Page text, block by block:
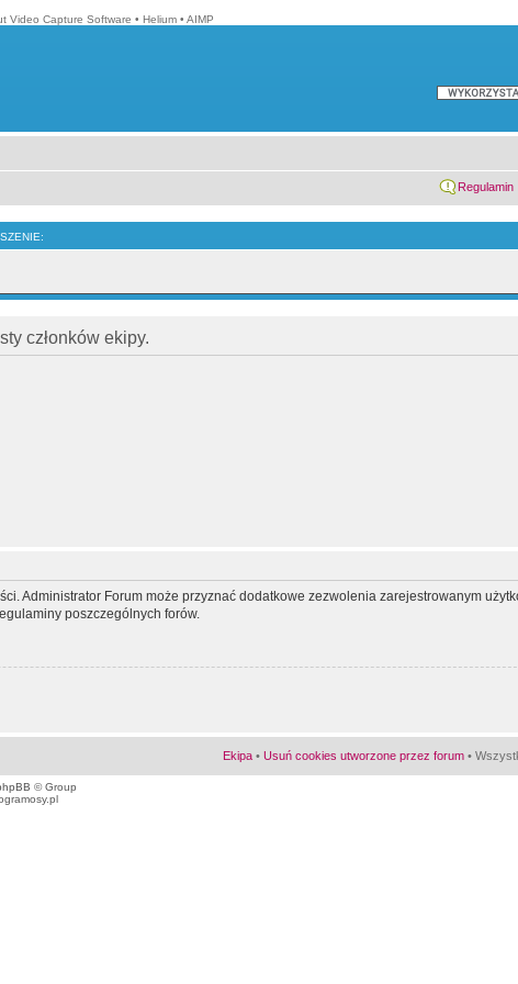
Video Capture Software • Helium • AIMP
Regulamin
członków ekipy.
Administrator Forum może przyznać dodatkowe zezwolenia zarejestrowanym
poszczególnych forów.
Ekipa • Usuń cookies utworzone przez forum •
© Group